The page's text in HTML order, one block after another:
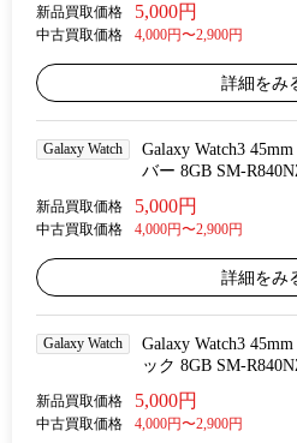
新品買取価格 5,000円
中古買取価格 4,000円〜2,900円
詳細をみ
Galaxy Watch
Galaxy Watch3
バー 8GB SM-
新品買取価格 5,000円
中古買取価格 4,000円〜2,900円
詳細をみ
Galaxy Watch
Galaxy Watch3
ック 8GB SM-
新品買取価格 5,000円
中古買取価格 4,000円〜2,900円